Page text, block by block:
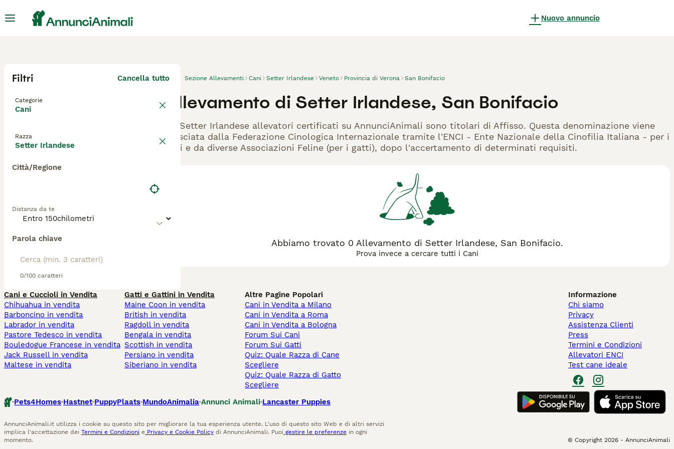
Nuovo annuncio
Filtri Cancella tutto
Categorie
Cani
Razza
Setter Irlandese
Città/Regione
Distanza da te
Parola chiave
0/100 caratteri
Sezione Allevamenti Cani Setter Irlandese Veneto Provincia di Verona San Bonifacio
Allevamento di Setter Irlandese, San Bonifacio
Gli Setter Irlandese allevatori certificati su AnnunciAnimali sono titolari di Affisso. Questa denominazione viene
rilasciata dalla Federazione Cinologica Internazionale tramite l'ENCI - Ente Nazionale della Cinofilia Italiana - per i
cani e da diverse Associazioni Feline (per i gatti), dopo l'accertamento di determinati requisiti.
Abbiamo trovato 0 Allevamento di Setter Irlandese, San Bonifacio.
Prova invece a cercare tutti i Cani
Cani e Cuccioli in Vendita
Chihuahua in vendita
Barboncino in vendita
Labrador in vendita
Pastore Tedesco in vendita
Bouledogue Francese in vendita
Jack Russell in vendita
Maltese in vendita
Gatti e Gattini in Vendita
Maine Coon in vendita
British in vendita
Ragdoll in vendita
Bengala in vendita
Scottish in vendita
Persiano in vendita
Siberiano in vendita
Altre Pagine Popolari
Cani in Vendita a Milano
Cani in Vendita a Roma
Cani in Vendita a Bologna
Forum Sui Cani
Forum Sui Gatti
Quiz: Quale Razza di Cane
Scegliere
Quiz: Quale Razza di Gatto
Scegliere
Informazione
Chi siamo
Privacy
Assistenza Clienti
Press
Termini e Condizioni
Allevatori ENCI
Test cane ideale
Pets4Homes Hastnet PuppyPlaats MundoAnimalia Annunci Animali Lancaster Puppies
AnnunciAnimali.it utilizza i cookie su questo sito per migliorare la tua esperienza utente. L'uso di questo sito Web e di altri servizi
implica l'accettazione dei Termini e Condizioni e Privacy e Cookie Policy di AnnunciAnimali. Puoi gestire le preferenze in ogni
momento.
© Copyright 2026 - AnnunciAnimali